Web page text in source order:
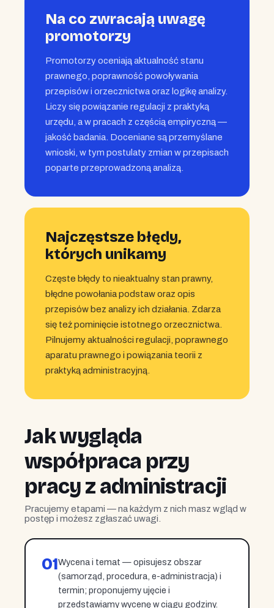
Na co zwracają uwagę
promotorzy
Promotorzy oceniają aktualność stanu
prawnego, poprawność powoływania
przepisów i orzecznictwa oraz logikę analizy.
Liczy się powiązanie regulacji z praktyką
urzędu, a w pracach z częścią empiryczną —
jakość badania. Doceniane są przemyślane
wnioski, w tym postulaty zmian w przepisach
poparte przeprowadzoną analizą.
Najczęstsze błędy,
których unikamy
Częste błędy to nieaktualny stan prawny,
błędne powołania podstaw oraz opis
przepisów bez analizy ich działania. Zdarza
się też pominięcie istotnego orzecznictwa.
Pilnujemy aktualności regulacji, poprawnego
aparatu prawnego i powiązania teorii z
praktyką administracyjną.
Jak wygląda
współpraca przy
pracy z administracji
Pracujemy etapami — na każdym z nich masz wgląd w
postęp i możesz zgłaszać uwagi.
01Wycena i temat — opisujesz obszar
(samorząd, procedura, e-administracja) i
termin; proponujemy ujęcie i
przedstawiamy wycenę w ciągu godziny.